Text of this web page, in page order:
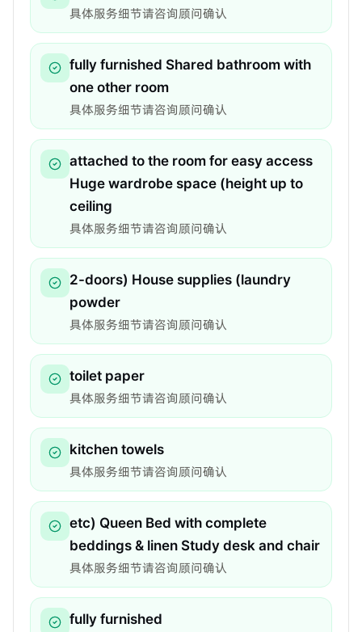
具体服务细节请咨询顾问确认
fully furnished Shared bathroom with
one other room
具体服务细节请咨询顾问确认
attached to the room for easy access
Huge wardrobe space (height up to
ceiling
具体服务细节请咨询顾问确认
2-doors) House supplies (laundry
powder
具体服务细节请咨询顾问确认
toilet paper
具体服务细节请咨询顾问确认
kitchen towels
具体服务细节请咨询顾问确认
etc) Queen Bed with complete
beddings & linen Study desk and chair
具体服务细节请咨询顾问确认
fully furnished